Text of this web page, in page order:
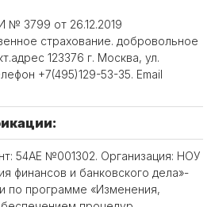
3799 от 26.12.2019
страхование. добровольное
123376 г. Москва, ул.
‪+7(495)129-53-35. Email
54АЕ №001302. Организация: НОУ
финансов и банковского дела»-
по программе «Изменения,